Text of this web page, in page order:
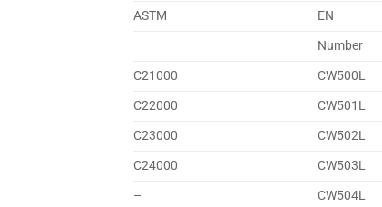
ASTM
EN
Number
C21000
CW500L
C22000
CW501L
C23000
CW502L
C24000
CW503L
–
CW504L